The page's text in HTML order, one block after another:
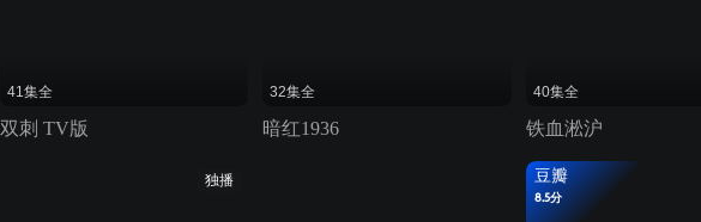
41集全
双刺 TV版
32集全
暗红1936
40集全
铁血淞沪
独播 豆瓣
8.5分